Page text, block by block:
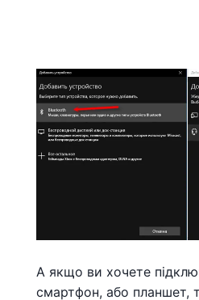
А якщо ви хочете
смартфон, або планшет,